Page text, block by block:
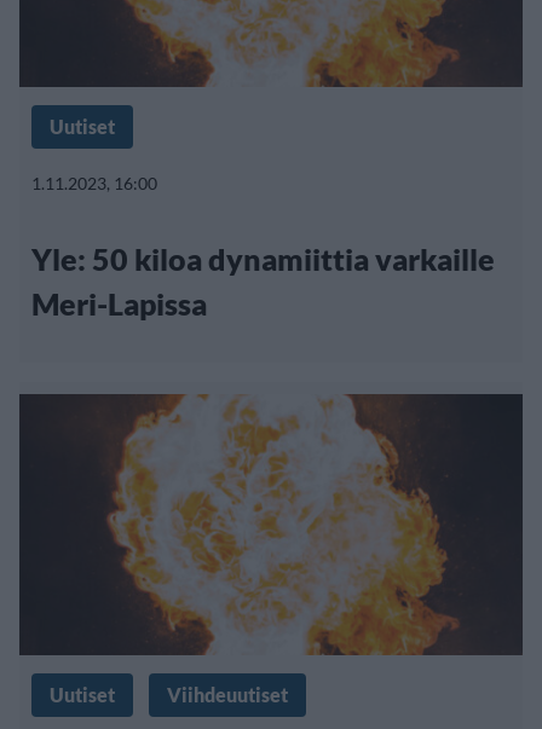
Uutiset
1.11.2023, 16:00
Yle: 50 kiloa dynamiittia varkaille
Meri-Lapissa
Uutiset Viihdeuutiset